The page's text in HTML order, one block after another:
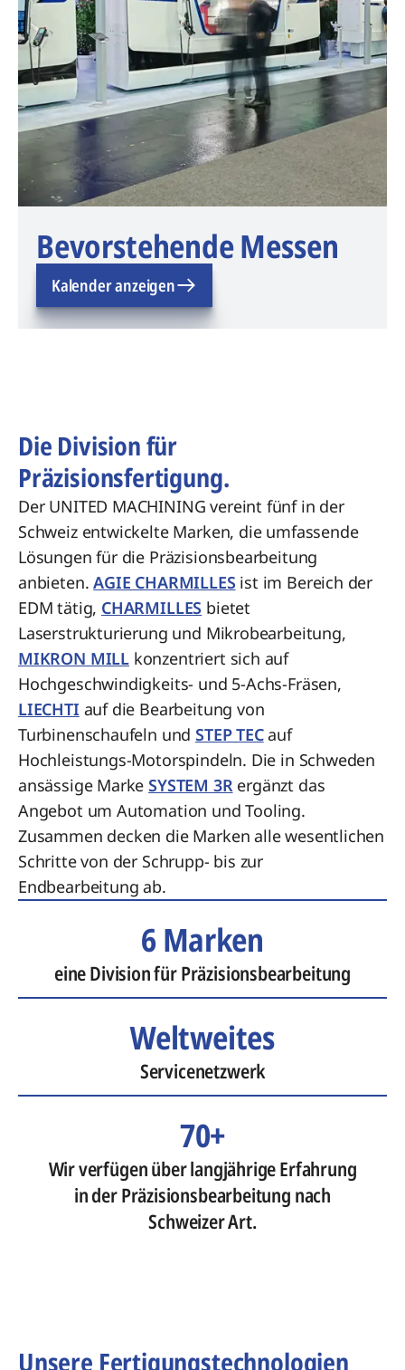
Bevorstehende Messen
Kalender anzeigen
Die Division für
Präzisionsfertigung.
Der UNITED MACHINING vereint fünf in der
Schweiz entwickelte Marken, die umfassende
Lösungen für die Präzisionsbearbeitung
anbieten.AGIE CHARMILLES ist im Bereich der
EDM tätig, CHARMILLES bietet
Laserstrukturierung und Mikrobearbeitung,
MIKRON MILL konzentriert sich auf
Hochgeschwindigkeits- und 5-Achs-Fräsen,
LIECHTI auf die Bearbeitung von
Turbinenschaufeln undSTEP TECauf
Hochleistungs-Motorspindeln. Die in Schweden
ansässige MarkeSYSTEM 3Rergänzt das
Angebot um Automation und Tooling.
Zusammen decken die Marken alle wesentlichen
Schritte von der Schrupp- bis zur
Endbearbeitung ab.
6 Marken
eine Division für Präzisionsbearbeitung
Weltweites
Servicenetzwerk
70+
Wir verfügen über langjährige Erfahrung
in der Präzisionsbearbeitung nach
Schweizer Art.
Unsere Fertigungstechnologien